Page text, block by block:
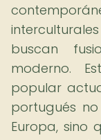
buscan
moderno.
popular
portugués
Europa, sino